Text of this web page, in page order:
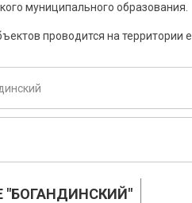
муниципального образования.
проводится на территории
"БОГАНДИНСКИЙ"